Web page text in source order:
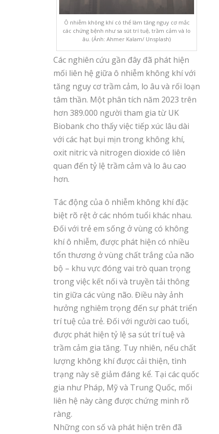
Ô nhiễm không khí có thể làm tăng nguy cơ mắc
các chứng bệnh như sa sút trí tuệ, trầm cảm và lo
âu. (Ảnh: Ahmer Kalam/ Unsplash)
Các nghiên cứu gần đây đã phát hiện
mối liên hệ giữa ô nhiễm không khí với
tăng nguy cơ trầm cảm, lo âu và rối loạn
tâm thần. Một phân tích năm 2023 trên
hơn 389.000 người tham gia từ UK
Biobank cho thấy việc tiếp xúc lâu dài
với các hạt bụi mịn trong không khí,
oxit nitric và nitrogen dioxide có liên
quan đến tỷ lệ trầm cảm và lo âu cao
hơn.
Tác động của ô nhiễm không khí đặc
biệt rõ rệt ở các nhóm tuổi khác nhau.
Đối với trẻ em sống ở vùng có không
khí ô nhiễm, được phát hiện có nhiều
tổn thương ở vùng chất trắng của não
bộ – khu vực đóng vai trò quan trọng
trong việc kết nối và truyền tải thông
tin giữa các vùng não. Điều này ảnh
hưởng nghiêm trọng đến sự phát triển
trí tuệ của trẻ. Đối với người cao tuổi,
được phát hiện tỷ lệ sa sút trí tuệ và
trầm cảm gia tăng. Tuy nhiên, nếu chất
lượng không khí được cải thiện, tình
trạng này sẽ giảm đáng kể. Tại các quốc
gia như Pháp, Mỹ và Trung Quốc, mối
liên hệ này càng được chứng minh rõ
ràng.
Những con số và phát hiện trên đã